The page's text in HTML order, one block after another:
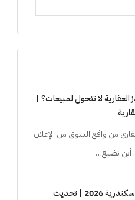
العقارية لا تتحول لمبيعات؟ |
من واقع السوق من الإعلان
أين تضيع…
سموحة الإسكندرية 2026 | تحديث